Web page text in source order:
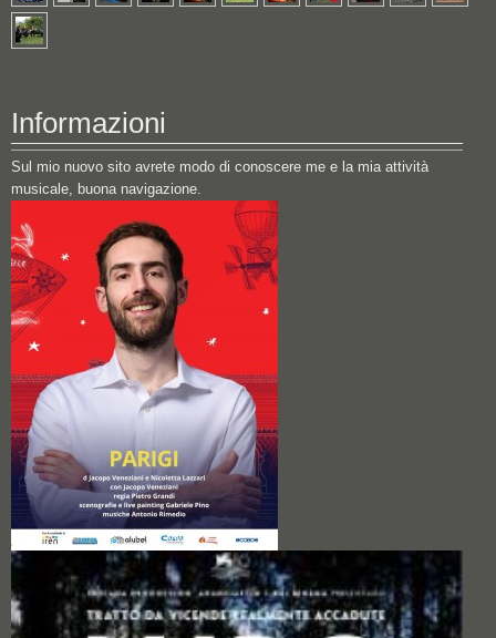
Informazioni
Sul mio nuovo sito avrete modo di conoscere me e la mia attività
musicale, buona navigazione.